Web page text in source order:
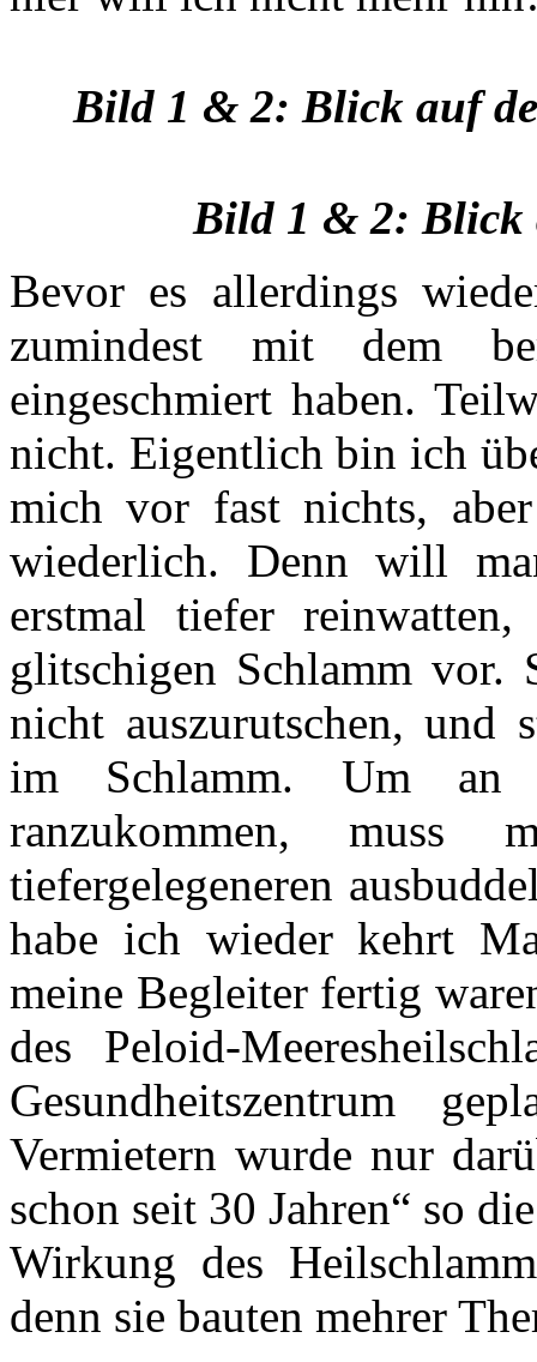
Bild 1 & 2: Blick auf
Bild 1 & 2: Blick
Bevor es allerdings
zumindest mit dem
eingeschmiert haben.
nicht. Eigentlich bin ich
mich vor fast nichts,
wiederlich. Denn will
erstmal tiefer
glitschigen Schlamm vor.
nicht auszurutschen, und
im Schlamm. Um an
ranzukommen,
tiefergelegeneren
habe ich wieder kehrt
meine Begleiter fertig
des Peloid-
Gesundheitszentrum
Vermietern wurde nur
schon seit 30 Jahren“ so
Wirkung des
denn sie bauten mehrer